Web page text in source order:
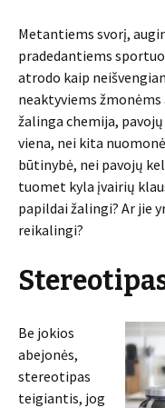
Metantiems svorį,
pradedantiems
atrodo kaip
neaktyviems
žalinga chemija,
viena, nei kita
būtinybė, nei pavojų
tuomet kyla įvairių
papildai žalingi? Ar jie
reikalingi?
Be jokios
abejonės,
stereotipas
teigiantis, jog